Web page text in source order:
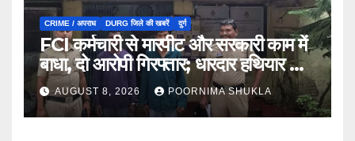
CRIME / अपराध DURG जिले की खबरें दुर्ग
FCI कर्मचारी से मारपीट और सरकारी काम में
बाधा, दो आरोपी गिरफ्तार; धारदार हथियार भी
जब्त…
AUGUST 8, 2026 POORNIMA SHUKLA